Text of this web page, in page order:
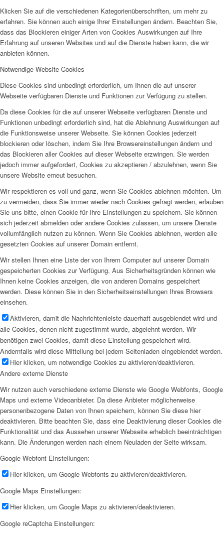
Klicken Sie auf die verschiedenen Kategorienüberschriften, um mehr zu
erfahren. Sie können auch einige Ihrer Einstellungen ändern. Beachten Sie,
dass das Blockieren einiger Arten von Cookies Auswirkungen auf Ihre
Erfahrung auf unseren Websites und auf die Dienste haben kann, die wir
anbieten können.
Notwendige Website Cookies
Diese Cookies sind unbedingt erforderlich, um Ihnen die auf unserer
Webseite verfügbaren Dienste und Funktionen zur Verfügung zu stellen.
Da diese Cookies für die auf unserer Webseite verfügbaren Dienste und
Funktionen unbedingt erforderlich sind, hat die Ablehnung Auswirkungen auf
die Funktionsweise unserer Webseite. Sie können Cookies jederzeit
blockieren oder löschen, indem Sie Ihre Browsereinstellungen ändern und
das Blockieren aller Cookies auf dieser Webseite erzwingen. Sie werden
jedoch immer aufgefordert, Cookies zu akzeptieren / abzulehnen, wenn Sie
unsere Website erneut besuchen.
Wir respektieren es voll und ganz, wenn Sie Cookies ablehnen möchten. Um
zu vermeiden, dass Sie immer wieder nach Cookies gefragt werden, erlauben
Sie uns bitte, einen Cookie für Ihre Einstellungen zu speichern. Sie können
sich jederzeit abmelden oder andere Cookies zulassen, um unsere Dienste
vollumfänglich nutzen zu können. Wenn Sie Cookies ablehnen, werden alle
gesetzten Cookies auf unserer Domain entfernt.
Wir stellen Ihnen eine Liste der von Ihrem Computer auf unserer Domain
gespeicherten Cookies zur Verfügung. Aus Sicherheitsgründen können wie
Ihnen keine Cookies anzeigen, die von anderen Domains gespeichert
werden. Diese können Sie in den Sicherheitseinstellungen Ihres Browsers
einsehen.
Aktivieren, damit die Nachrichtenleiste dauerhaft ausgeblendet wird und
alle Cookies, denen nicht zugestimmt wurde, abgelehnt werden. Wir
benötigen zwei Cookies, damit diese Einstellung gespeichert wird.
Andernfalls wird diese Mitteilung bei jedem Seitenladen eingeblendet werden.
Hier klicken, um notwendige Cookies zu aktivieren/deaktivieren.
Andere externe Dienste
Wir nutzen auch verschiedene externe Dienste wie Google Webfonts, Google
Maps und externe Videoanbieter. Da diese Anbieter möglicherweise
personenbezogene Daten von Ihnen speichern, können Sie diese hier
deaktivieren. Bitte beachten Sie, dass eine Deaktivierung dieser Cookies die
Funktionalität und das Aussehen unserer Webseite erheblich beeinträchtigen
kann. Die Änderungen werden nach einem Neuladen der Seite wirksam.
Google Webfont Einstellungen:
Hier klicken, um Google Webfonts zu aktivieren/deaktivieren.
Google Maps Einstellungen:
Hier klicken, um Google Maps zu aktivieren/deaktivieren.
Google reCaptcha Einstellungen: